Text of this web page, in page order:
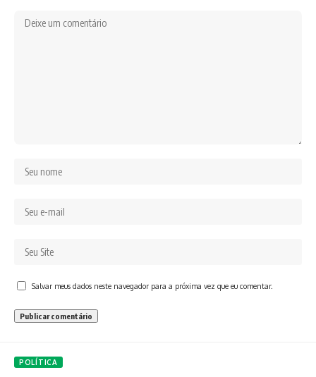
Salvar meus dados neste navegador para a próxima vez que eu comentar.
POLÍTICA